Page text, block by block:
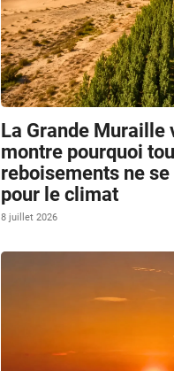
La Grande Muraille
montre pourquoi
reboisements ne
pour le climat
8 juillet 2026